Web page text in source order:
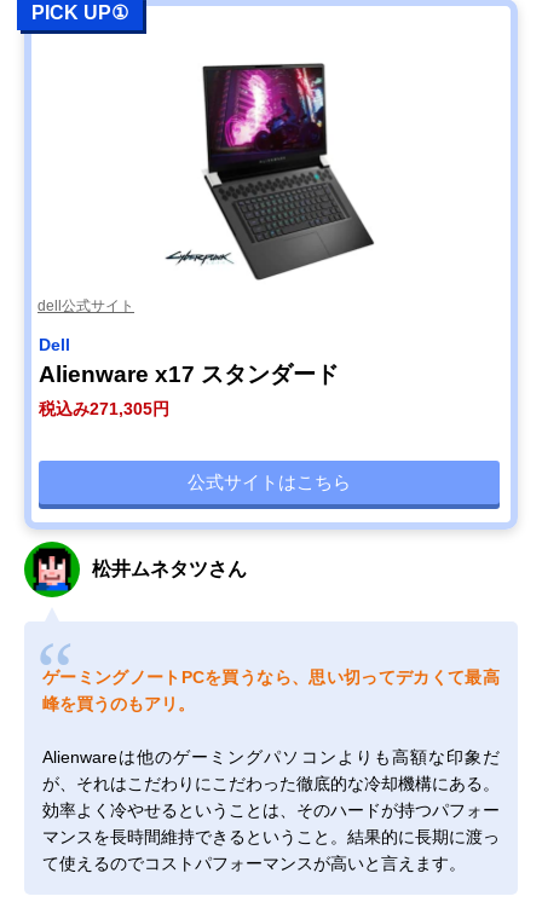
PICK UP①
dell公式サイト
Dell
Alienware x17 スタンダード
税込み271,305円
公式サイトはこちら
松井ムネタツさん
ゲーミングノートPCを買うなら、思い切ってデカくて最高
峰を買うのもアリ。
Alienwareは他のゲーミングパソコンよりも高額な印象だ
が、それはこだわりにこだわった徹底的な冷却機構にある。
効率よく冷やせるということは、そのハードが持つパフォー
マンスを長時間維持できるということ。結果的に長期に渡っ
て使えるのでコストパフォーマンスが高いと言えます。